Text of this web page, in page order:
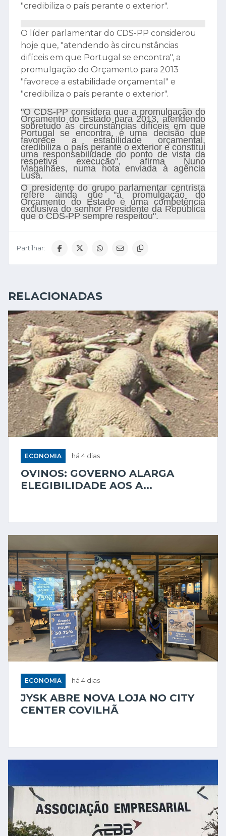
"credibiliza o país perante o exterior".
O líder parlamentar do CDS-PP considerou
hoje que, "atendendo às circunstâncias
difíceis em que Portugal se encontra", a
promulgação do Orçamento para 2013
"favorece a estabilidade orçamental" e
"credibiliza o país perante o exterior".
"O CDS-PP considera que a promulgação do
Orçamento do Estado para 2013, atendendo
sobretudo às circunstâncias difíceis em que
Portugal se encontra, é uma decisão que
favorece a estabilidade orçamental,
credibiliza o país perante o exterior e constitui
uma responsabilidade do ponto de vista da
respetiva execução", afirma Nuno
Magalhães, numa nota enviada à agência
Lusa.
O presidente do grupo parlamentar centrista
refere ainda que "a promulgação do
Orçamento do Estado é uma competência
exclusiva do senhor Presidente da República
que o CDS-PP sempre respeitou".
Partilhar:
RELACIONADAS
ECONOMIA há 4 dias
OVINOS: GOVERNO ALARGA
ELEGIBILIDADE AOS A...
ECONOMIA há 4 dias
JYSK ABRE NOVA LOJA NO CITY
CENTER COVILHÃ